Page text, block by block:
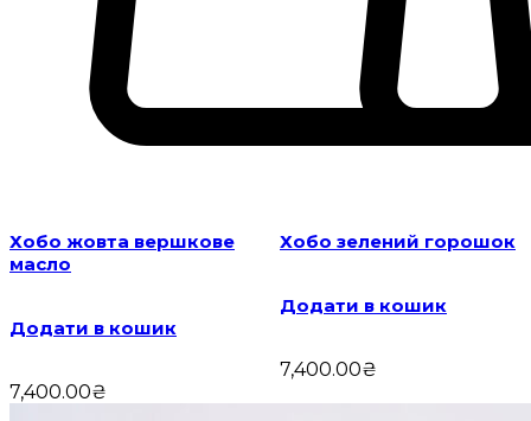
Хобо жовта вершкове
масло
Додати в кошик
7,400.00₴
Хобо зелений горошок
Додати в кошик
7,400.00₴